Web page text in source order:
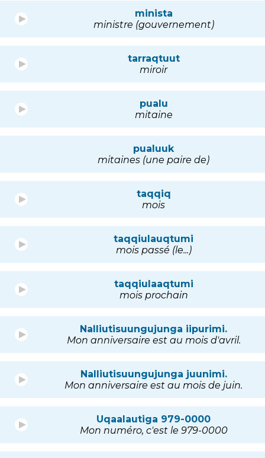
minista
ministre (gouvernement)
tarraqtuut
miroir
pualu
mitaine
pualuuk
mitaines (une paire de)
taqqiq
mois
taqqiulauqtumi
mois passé (le...)
taqqiulaaqtumi
mois prochain
Nalliutisuungujunga iipurimi.
Mon anniversaire est au mois d'avril.
Nalliutisuungujunga juunimi.
Mon anniversaire est au mois de juin.
Uqaalautiga 979-0000
Mon numéro, c'est le 979-0000